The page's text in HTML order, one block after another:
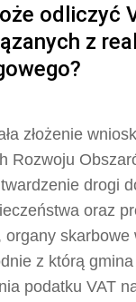
odliczyć
z
złożenie
Rozwoju
drogi
oraz
skarbowe
z którą gmina
podatku VAT